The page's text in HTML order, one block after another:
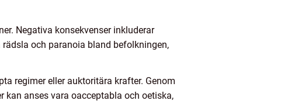
Negativa konsekvenser inkluderar
och paranoia bland befolkningen,
regimer eller auktoritära krafter. Genom
anses vara oacceptabla och oetiska,